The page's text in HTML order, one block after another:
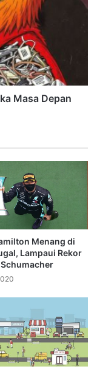
Masa Depan
Menang di
Lampaui Rekor